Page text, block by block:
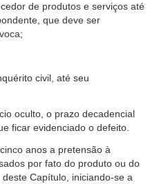
de produtos e serviços até
que deve ser
civil, até seu
oculto, o prazo decadencial
ficar evidenciado o defeito.
anos a pretensão à
por fato do produto ou do
Capítulo, iniciando-se a